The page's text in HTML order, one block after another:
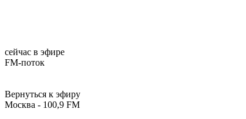
сейчас в эфире
FM-поток
Вернуться к эфиру
Москва - 100,9 FM